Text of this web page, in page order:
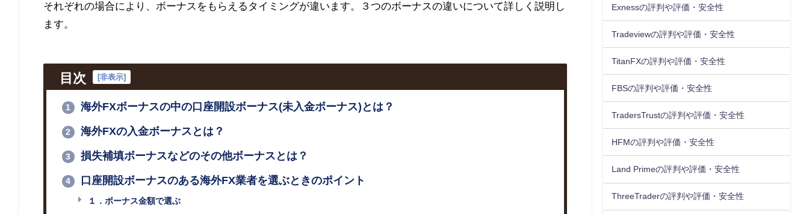
それぞれの場合により、ボーナスをもらえるタイミングが違います。３つのボーナスの違いについて詳しく説明し
ます。
目次 [非表示]
1 海外FXボーナスの中の口座開設ボーナス(未入金ボーナス)とは？
2 海外FXの入金ボーナスとは？
3 損失補填ボーナスなどのその他ボーナスとは？
4 口座開設ボーナスのある海外FX業者を選ぶときのポイント
１．ボーナス金額で選ぶ
Exnessの評判や評価・安全性
Tradeviewの評判や評価・安全性
TitanFXの評判や評価・安全性
FBSの評判や評価・安全性
TradersTrustの評判や評価・安全性
HFMの評判や評価・安全性
Land Primeの評判や評価・安全性
ThreeTraderの評判や評価・安全性